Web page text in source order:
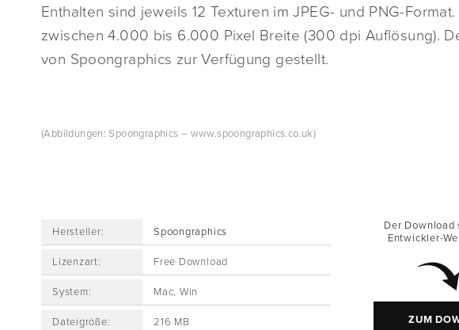
Enthalten sind jeweils 12 Texturen im JPEG- und PNG-
zwischen 4.000 bis 6.000 Pixel Breite (300 dpi Auflösung).
von Spoongraphics zur Verfügung gestellt.
(Abbildungen: Spoongraphics – www.spoongraphics.co.uk)
Hersteller: Spoongraphics
Lizenzart: Free Download
System: Mac, Win
Dateigröße: 216 MB
Der Download
Entwickler-
ZUM